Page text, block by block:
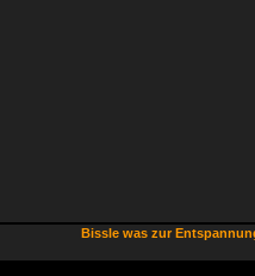
Bissle was zur